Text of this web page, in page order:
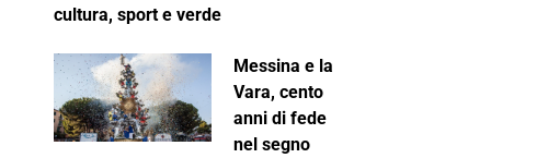
cultura, sport e verde
Messina e la
Vara, cento
anni di fede
nel segno